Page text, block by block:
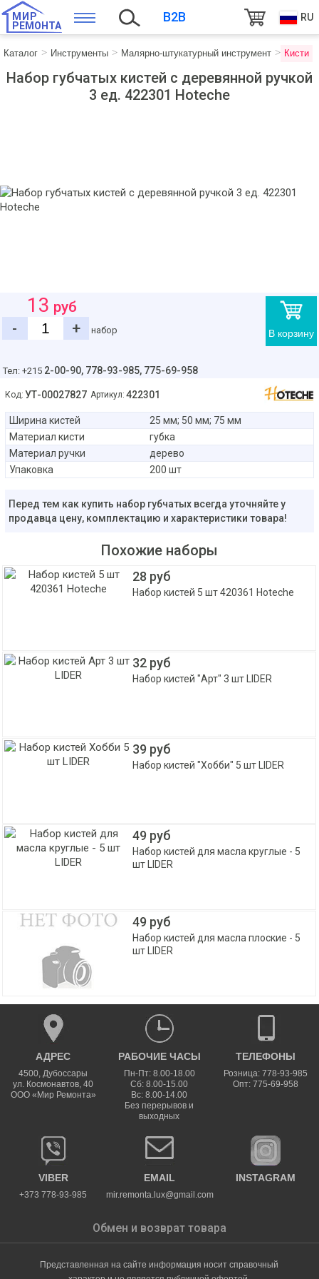
МИР
РЕМОНТА
B2B RU
Каталог Инструменты Малярно-штукатурный инструмент Кисти
Набор губчатых кистей с деревянной ручкой
3 ед. 422301 Hoteche
В корзину
13 руб
-
+ набор
Тел: +215 2-00-90, 778-93-985, 775-69-958
Код: УТ-00027827 Артикул: 422301
Ширина кистей
25 мм; 50 мм; 75 мм
Материал кисти
губка
Материал ручки
дерево
Упаковка
200 шт
Перед тем как купить набор губчатых всегда уточняйте у
продавца цену, комплектацию и характеристики товара!
Похожие наборы
28 руб
Набор кистей 5 шт 420361 Hoteche
32 руб
Набор кистей "Арт" 3 шт LIDER
39 руб
Набор кистей "Хобби" 5 шт LIDER
49 руб
Набор кистей для масла круглые - 5
шт LIDER
49 руб
Набор кистей для масла плоские - 5
шт LIDER
АДРЕС
4500,Дубоссары
ул. Космонавтов, 40
ООО «Мир Ремонта»
РАБОЧИЕ ЧАСЫ
Пн-Пт: 8.00-18.00
Сб: 8.00-15.00
Вс: 8.00-14.00
Без перерывов и
выходных
ТЕЛЕФОНЫ
Розница: 778-93-985
Опт: 775-69-958
VIBER
+373 778-93-985
EMAIL
mir.remonta.lux@gmail.com
INSTAGRAM
Обмен и возврат товара
Представленная на сайте информация носит справочный